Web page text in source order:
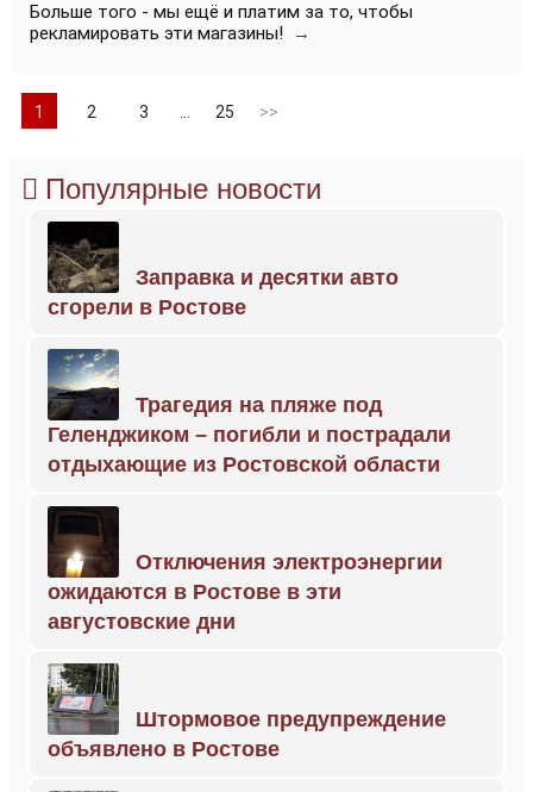
Больше того - мы ещё и платим за то, чтобы
рекламировать эти магазины!
→
1 2 3 25 >>
Популярные новости
Заправка и десятки авто
сгорели в Ростове
Трагедия на пляже под
Геленджиком – погибли и пострадали
отдыхающие из Ростовской области
Отключения электроэнергии
ожидаются в Ростове в эти
августовские дни
Штормовое предупреждение
объявлено в Ростове